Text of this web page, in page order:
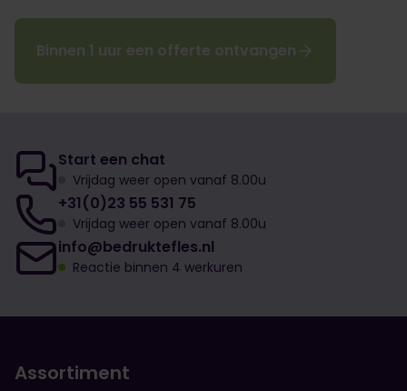
Binnen 1 uur een offerte ontvangen
Start een chat
Vrijdag weer open vanaf 8.00u
+31(0)23 55 531 75
Vrijdag weer open vanaf 8.00u
info@bedruktefles.nl
Reactie binnen 4 werkuren
Assortiment